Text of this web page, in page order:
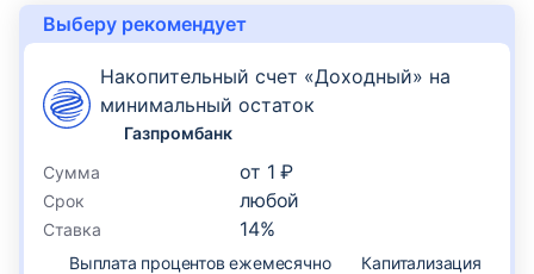
Выберу рекомендует
Накопительный счет «Доходный» на
минимальный остаток
Газпромбанк
Сумма
от 1 ₽
Срок любой
Ставка 14%
Выплата процентов ежемесячно Капитализация